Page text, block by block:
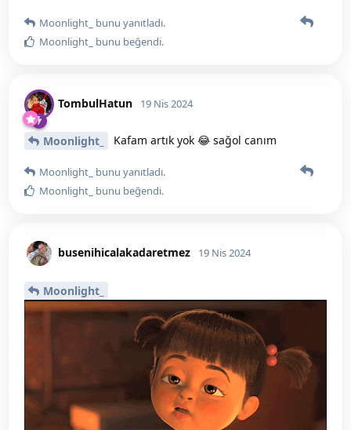
Moonlight_ bunu yanıtladı.
Moonlight_ bunu beğendi.
TombulHatun 19 Nis 2024
Moonlight_ Kafam artık yok 😂 sağol canım
Moonlight_ bunu yanıtladı.
Moonlight_ bunu beğendi.
busenihicalakadaretmez 19 Nis 2024
Moonlight_